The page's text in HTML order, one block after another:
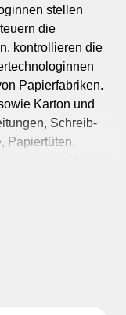
stellen
die
kontrollieren die
­Papierfabriken.
Karton und
Schreib­
Papiertüten,